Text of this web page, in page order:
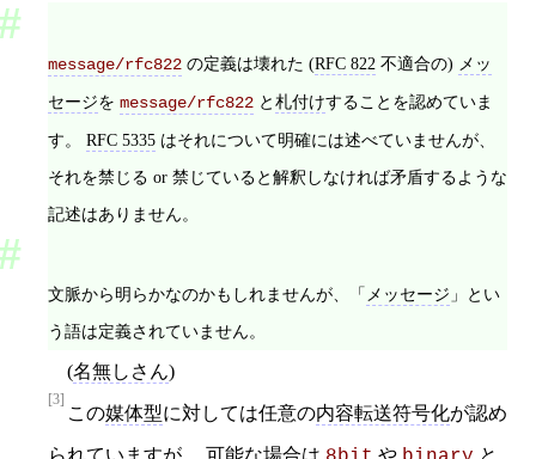
message/rfc822 の定義は壊れた (RFC 822 不適合の) メッ
セージを message/rfc822 と札付けすることを認めていま
す。 RFC 5335 はそれについて明確には述べていませんが、
それを禁じる or 禁じていると解釈しなければ矛盾するような
記述はありません。
文脈から明らかなのかもしれませんが、「 メッセージ 」とい
う語は定義されていません。
(名無しさん)
[3]
この媒体型に対しては任意の内容転送符号化が認め
られていますが、 可能な場合は や と